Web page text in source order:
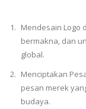
Mendesain Logo
bermakna, dan
global.
Menciptakan
pesan merek
budaya.